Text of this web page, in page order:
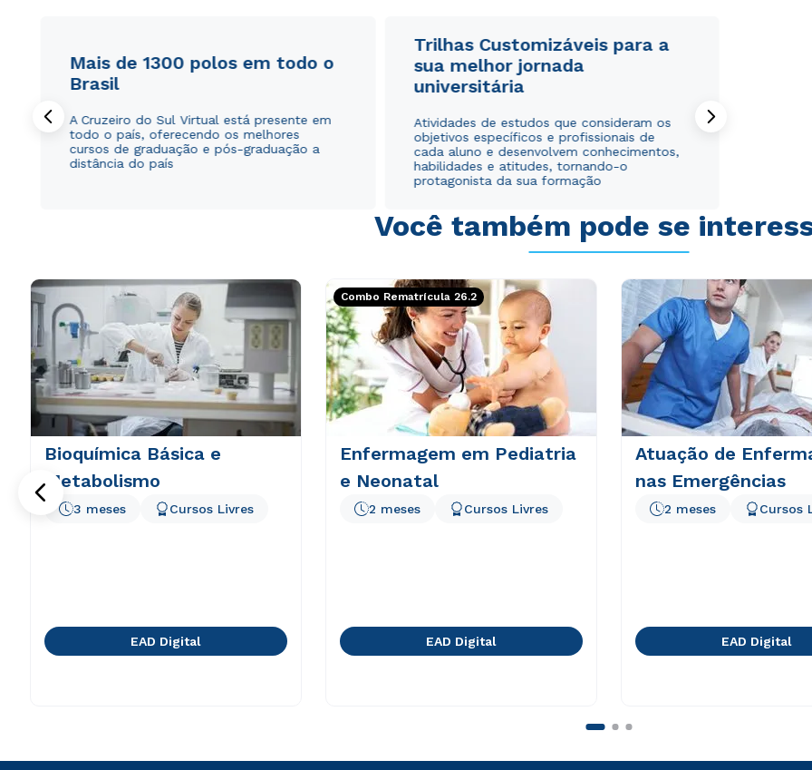
Mais de 1300 polos em todo o
Brasil
A Cruzeiro do Sul Virtual está presente em
todo o país, oferecendo os melhores
cursos de graduação e pós-graduação a
distância do país
Trilhas Customizáveis para a
sua melhor jornada
universitária
Atividades de estudos que consideram os
objetivos específicos e profissionais de
cada aluno e desenvolvem conhecimentos,
habilidades e atitudes, tornando-o
protagonista da sua formação
Você também pode se
Bioquímica Básica e
Metabolismo
3 meses Cursos Livres
EAD Digital
Combo Rematrícula 26.2
Enfermagem em Pediatria
e Neonatal
2 meses Cursos Livres
EAD Digital
Atuação de
nas Emergências
2 meses Cursos
EAD Digital
WhatsApp
ou
Estou de acordo com a Política de Privacidade.e
autorizo que meus dados sejam utilizados para o
envio de conteúdos da Cruzeiro do Sul.
WhatsApp
ou
Estou de acordo com a Política de Privacidade.e
autorizo que meus dados sejam utilizados para o
envio de conteúdos da Cruzeiro do Sul.